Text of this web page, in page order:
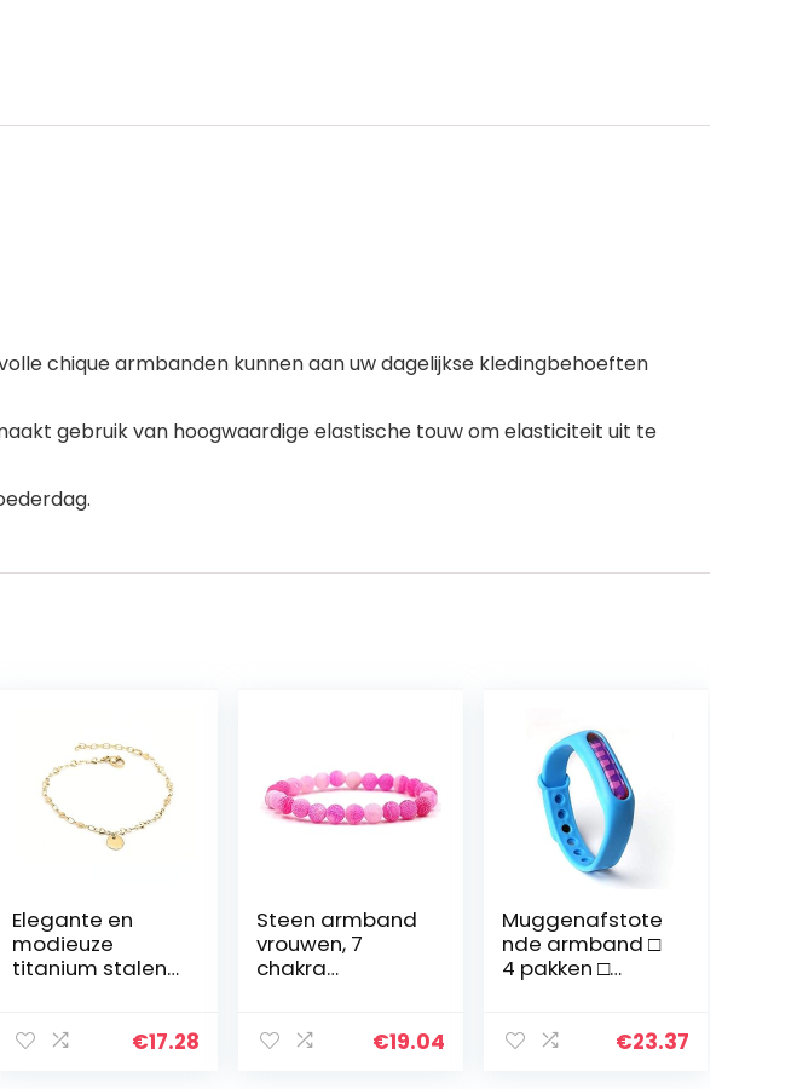
chique armbanden kunnen aan uw dagelijkse kledingbehoeften
gebruik van hoogwaardige elastische touw om elasticiteit uit te
Elegante en
modieuze
titanium stalen
persoonlijkheid,
€17.28
Steen armband
vrouwen, 7
chakra
elastische
€19.04
Muggenafstote
nde armband □
4 pakken □
Effectieve
€23.37